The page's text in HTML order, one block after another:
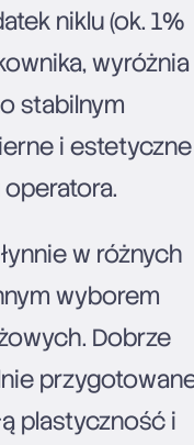
niklu (ok. 1%
wyróżnia
stabilnym
i estetyczne
w różnych
wyborem
Dobrze
plastyczność i